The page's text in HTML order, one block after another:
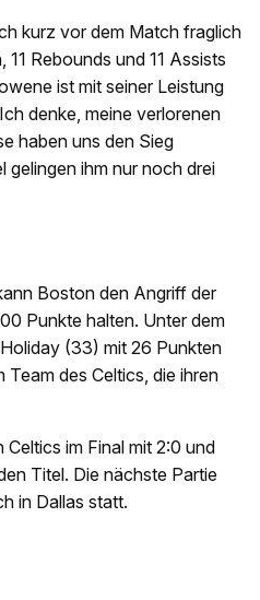
kurz vor dem Match fraglich
Rebounds und 11 Assists
ist mit seiner Leistung
denke, meine verlorenen
haben uns den Sieg
gelingen ihm nur noch drei
Boston den Angriff der
Punkte halten. Unter dem
(33) mit 26 Punkten
des Celtics, die ihren
im Final mit 2:0 und
Titel. Die nächste Partie
in Dallas statt.